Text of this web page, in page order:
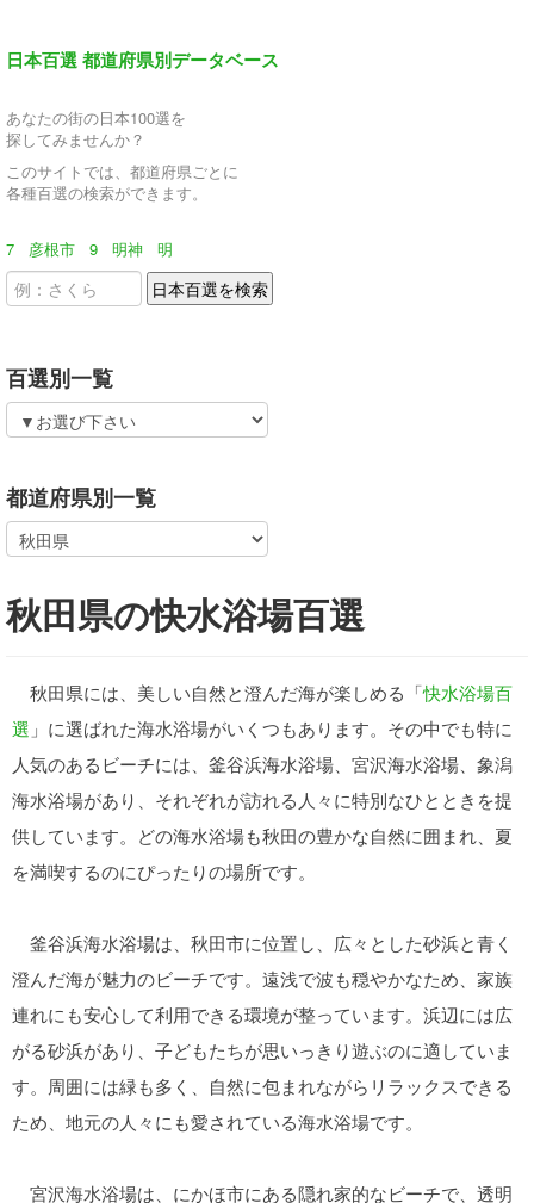
日本百選 都道府県別データベース
あなたの街の日本100選を
探してみませんか？
このサイトでは、都道府県ごとに
各種百選の検索ができます。
7 彦根市 9 明神 明
百選別一覧
都道府県別一覧
秋田県の快水浴場百選
秋田県には、美しい自然と澄んだ海が楽しめる「快水浴場百
選 」に選ばれた海水浴場がいくつもあります。その中でも特に
人気のあるビーチには、釜谷浜海水浴場、宮沢海水浴場、象潟
海水浴場があり、それぞれが訪れる人々に特別なひとときを提
供しています。どの海水浴場も秋田の豊かな自然に囲まれ、夏
を満喫するのにぴったりの場所です。
釜谷浜海水浴場は、秋田市に位置し、広々とした砂浜と青く
澄んだ海が魅力のビーチです。遠浅で波も穏やかなため、家族
連れにも安心して利用できる環境が整っています。浜辺には広
がる砂浜があり、子どもたちが思いっきり遊ぶのに適していま
す。周囲には緑も多く、自然に包まれながらリラックスできる
ため、地元の人々にも愛されている海水浴場です。
宮沢海水浴場は、にかほ市にある隠れ家的なビーチで、透明